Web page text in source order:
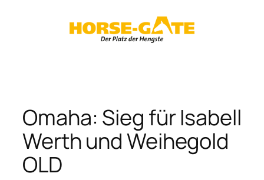
Omaha: Sieg für Isabell
Werth und Weihegold
OLD